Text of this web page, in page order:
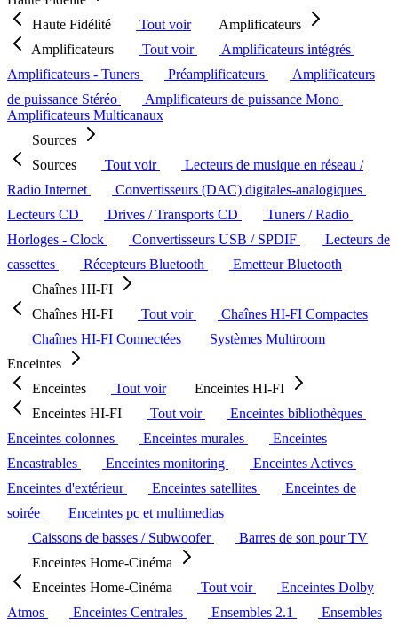
Haute Fidélité
Tout voir
Amplificateurs
Amplificateurs
Tout voir
Amplificateurs intégrés
Amplificateurs - Tuners
Préamplificateurs
Amplificateurs
de puissance Stéréo
Amplificateurs de puissance Mono
Amplificateurs Multicanaux
Sources
Sources
Tout voir
Lecteurs de musique en réseau /
Radio Internet
Convertisseurs (DAC) digitales-analogiques
Lecteurs CD
Drives / Transports CD
Tuners / Radio
Horloges - Clock
Convertisseurs USB / SPDIF
Lecteurs de
cassettes
Récepteurs Bluetooth
Emetteur Bluetooth
Chaînes HI-FI
Chaînes HI-FI
Tout voir
Chaînes HI-FI Compactes
Chaînes HI-FI Connectées
Systèmes Multiroom
Enceintes
Enceintes
Tout voir
Enceintes HI-FI
Enceintes HI-FI
Tout voir
Enceintes bibliothèques
Enceintes colonnes
Enceintes murales
Enceintes
Encastrables
Enceintes monitoring
Enceintes Actives
Enceintes d'extérieur
Enceintes satellites
Enceintes de
soirée
Enceintes pc et multimedias
Caissons de basses / Subwoofer
Barres de son pour TV
Enceintes Home-Cinéma
Enceintes Home-Cinéma
Tout voir
Enceintes Dolby
Atmos
Enceintes Centrales Ensembles 2.1
Ensembles